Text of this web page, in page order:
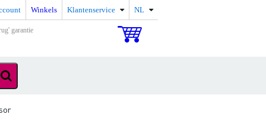
Winkels Klantenservice NL
garantie